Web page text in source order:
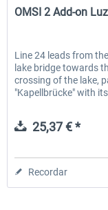
0,00 € *
OMSI 2 Add-on
Line 24 leads from
lake bridge towards
crossing of the lake,
"Kapellbrücke" with
25,37 € *
Recordar